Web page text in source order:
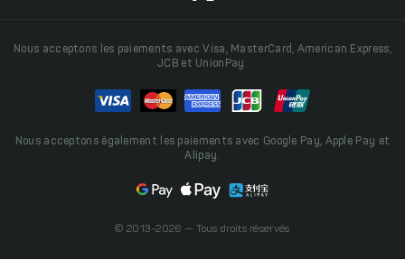
Nous acceptons les paiements avec Visa, MasterCard, American Express,
JCB et UnionPay.
Nous acceptons également les paiements avec Google Pay, Apple Pay et
Alipay.
© 2013-2026 — Tous droits réservés